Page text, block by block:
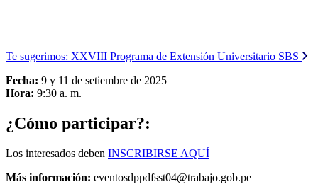
Te sugerimos: XXVIII Programa de Extensión Universitario SBS
Fecha: 9 y 11 de setiembre de 2025
Hora: 9:30 a. m.
¿Cómo participar?:
Los interesados deben INSCRIBIRSE AQUÍ
Más información: eventosdppdfsst04@trabajo.gob.pe